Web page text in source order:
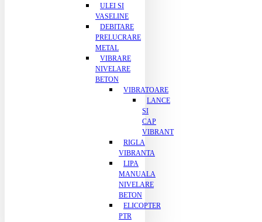
ULEI SI
VASELINE
DEBITARE
PRELUCRARE
METAL
VIBRARE
NIVELARE
BETON
VIBRATOARE
LANCE
SI
CAP
VIBRANT
RIGLA
VIBRANTA
LIPA
MANUALA
NIVELARE
BETON
ELICOPTER
PTR